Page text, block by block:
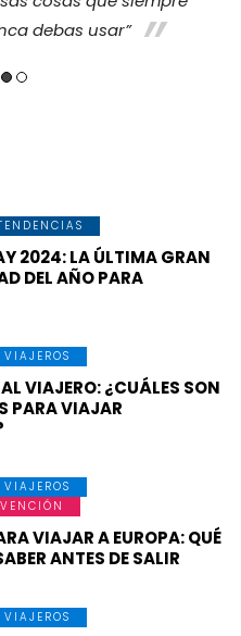
debas usar”
2024: LA ÚLTIMA GRAN
DEL AÑO PARA
VIAJERO: ¿CUÁLES SON
PARA VIAJAR
VIAJAR A EUROPA: QUÉ
ANTES DE SALIR